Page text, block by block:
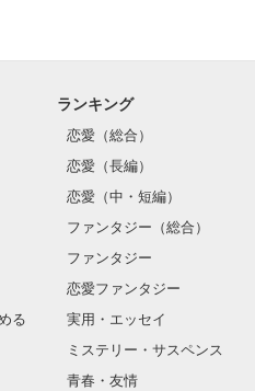
３.（比喩的に）
ある目標を達成するために
４.〔心〕
他の類似したものに
おきかえて欲求を
る
ランキング
恋愛（総合）
恋愛（長編）
恋愛（中・短編）
ファンタジー（総合）
ファンタジー
恋愛ファンタジー
実用・エッセイ
ミステリー・サスペンス
青春・友情